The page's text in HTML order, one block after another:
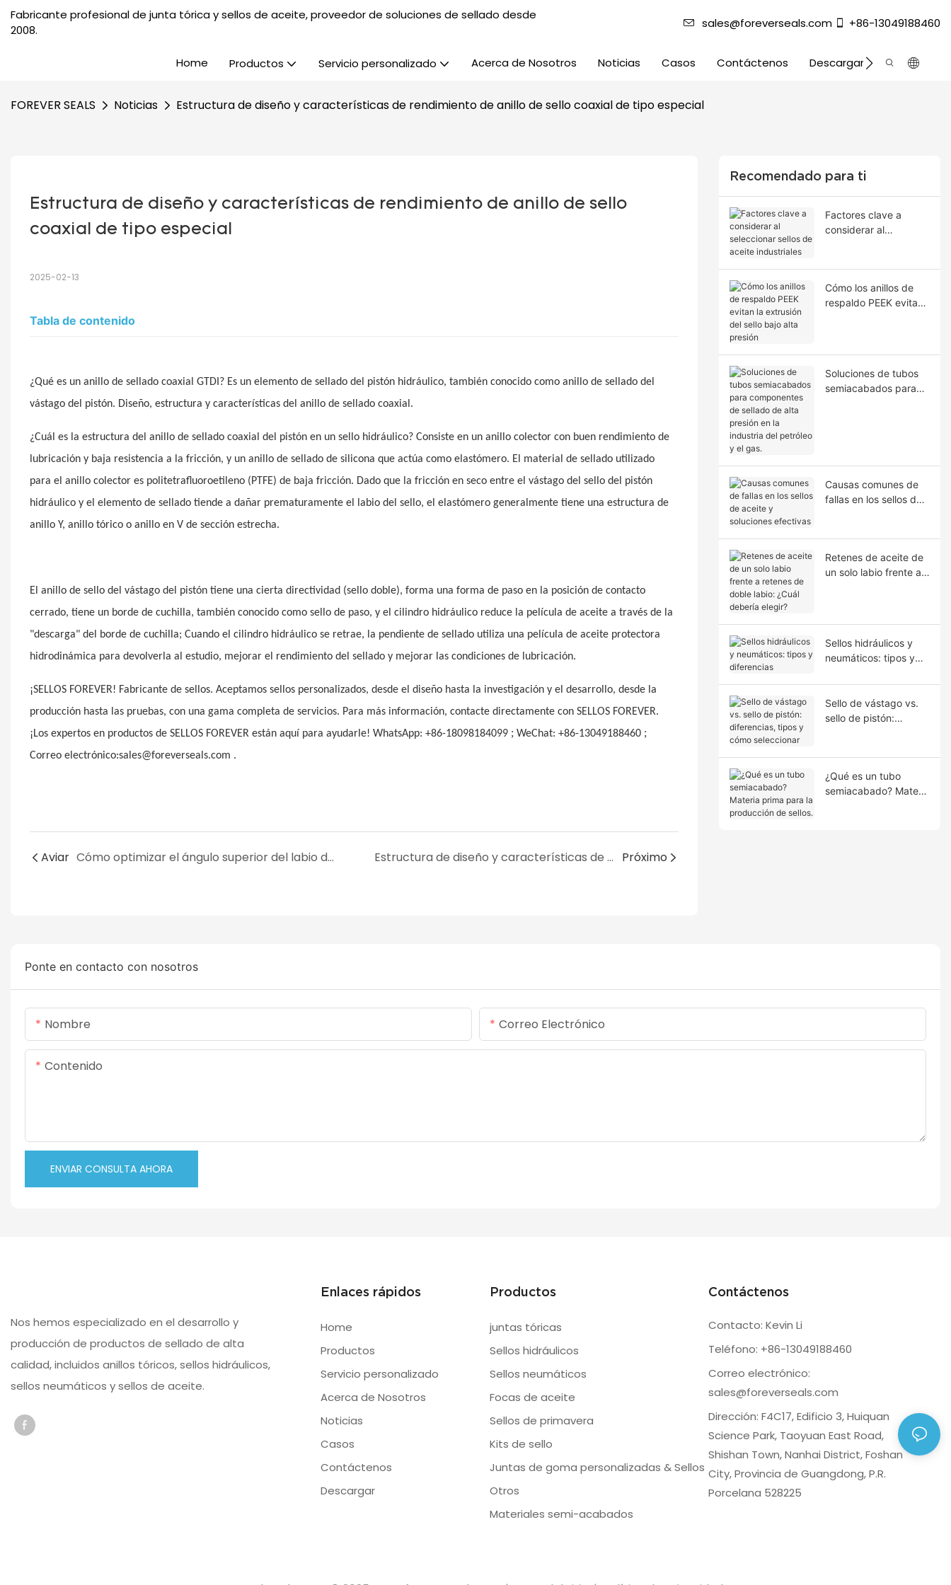
Fabricante profesional de junta tórica y sellos de aceite, proveedor de soluciones de sellado desde
2008.
sales@foreverseals.com +86-13049188460
Home Productos Servicio personalizado Acerca de Nosotros Noticias Casos Contáctenos Descargar
FOREVER SEALS Noticias Estructura de diseño y características de rendimiento de anillo de sello coaxial de tipo especial
Estructura de diseño y características de rendimiento de anillo de sello
coaxial de tipo especial
2025-02-13
Tabla de contenido
¿Qué es un anillo de sellado coaxial GTDI? Es un elemento de sellado del pistón hidráulico, también conocido como anillo de sellado del
vástago del pistón. Diseño, estructura y características del anillo de sellado coaxial.
¿Cuál es la estructura del anillo de sellado coaxial del pistón en un sello hidráulico? Consiste en un anillo colector con buen rendimiento de
lubricación y baja resistencia a la fricción, y un anillo de sellado de silicona que actúa como elastómero. El material de sellado utilizado
para el anillo colector es politetrafluoroetileno (PTFE) de baja fricción. Dado que la fricción en seco entre el vástago del sello del pistón
hidráulico y el elemento de sellado tiende a dañar prematuramente el labio del sello, el elastómero generalmente tiene una estructura de
anillo Y, anillo tórico o anillo en V de sección estrecha.
El anillo de sello del vástago del pistón tiene una cierta directividad (sello doble), forma una forma de paso en la posición de contacto
cerrado, tiene un borde de cuchilla, también conocido como sello de paso, y el cilindro hidráulico reduce la película de aceite a través de la
"descarga" del borde de cuchilla; Cuando el cilindro hidráulico se retrae, la pendiente de sellado utiliza una película de aceite protectora
hidrodinámica para devolverla al estudio, mejorar el rendimiento del sellado y mejorar las condiciones de lubricación.
¡SELLOS FOREVER! Fabricante de sellos. Aceptamos sellos personalizados, desde el diseño hasta la investigación y el desarrollo, desde la
producción hasta las pruebas, con una gama completa de servicios. Para más información, contacte directamente con SELLOS FOREVER.
¡Los expertos en productos de SELLOS FOREVER están aquí para ayudarle! WhatsApp: +86-18098184099 ; WeChat: +86-13049188460 ;
Correo electrónico:sales@foreverseals.com .
Aviar Cómo optimizar el ángulo superior del labio de la estructura del anillo Y Estructura de diseño y características de rendimiento de anillo de sello coaxial de tipo especial1 Próximo
Recomendado para ti
Factores clave a
considerar al
Cómo los anillos de
respaldo PEEK evitan
Soluciones de tubos
semiacabados para
Causas comunes de
fallas en los sellos de
Retenes de aceite de
un solo labio frente a
Sellos hidráulicos y
neumáticos: tipos y
Sello de vástago vs.
sello de pistón:
¿Qué es un tubo
semiacabado? Materia
Ponte en contacto con nosotros
Nombre Correo Electrónico
Contenido
ENVIAR CONSULTA AHORA
Nos hemos especializado en el desarrollo y
producción de productos de sellado de alta
calidad, incluidos anillos tóricos, sellos hidráulicos,
sellos neumáticos y sellos de aceite.
Enlaces rápidos
Home
Productos
Servicio personalizado
Acerca de Nosotros
Noticias
Casos
Contáctenos
Descargar
Productos
juntas tóricas
Sellos hidráulicos
Sellos neumáticos
Focas de aceite
Sellos de primavera
Kits de sello
Juntas de goma personalizadas & Sellos
Otros
Materiales semi-acabados
Contáctenos
Contacto: Kevin Li
Teléfono: +86-13049188460
Correo electrónico:
sales@foreverseals.com
Dirección: F4C17, Edificio 3, Huiquan
Science Park, Taoyuan East Road,
Shishan Town, Nanhai District, Foshan
City, Provincia de Guangdong, P.R.
Porcelana 528225